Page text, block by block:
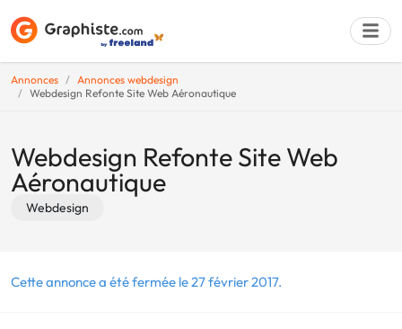
Annonces
Annonces webdesign
Webdesign Refonte Site Web Aéronautique
Webdesign Refonte Site Web
Aéronautique
Webdesign
Cette annonce a été fermée le 27 février 2017.